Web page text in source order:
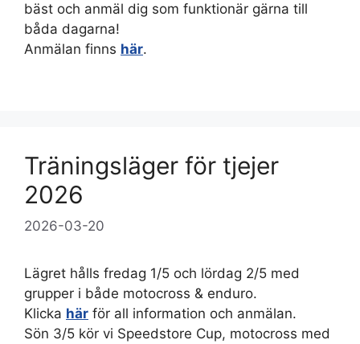
bäst och anmäl dig som funktionär gärna till
båda dagarna!
Anmälan finns här.
Träningsläger för tjejer
2026
2026-03-20
Lägret hålls fredag 1/5 och lördag 2/5 med
grupper i både motocross & enduro.
Klicka här för all information och anmälan.
Sön 3/5 kör vi Speedstore Cup, motocross med